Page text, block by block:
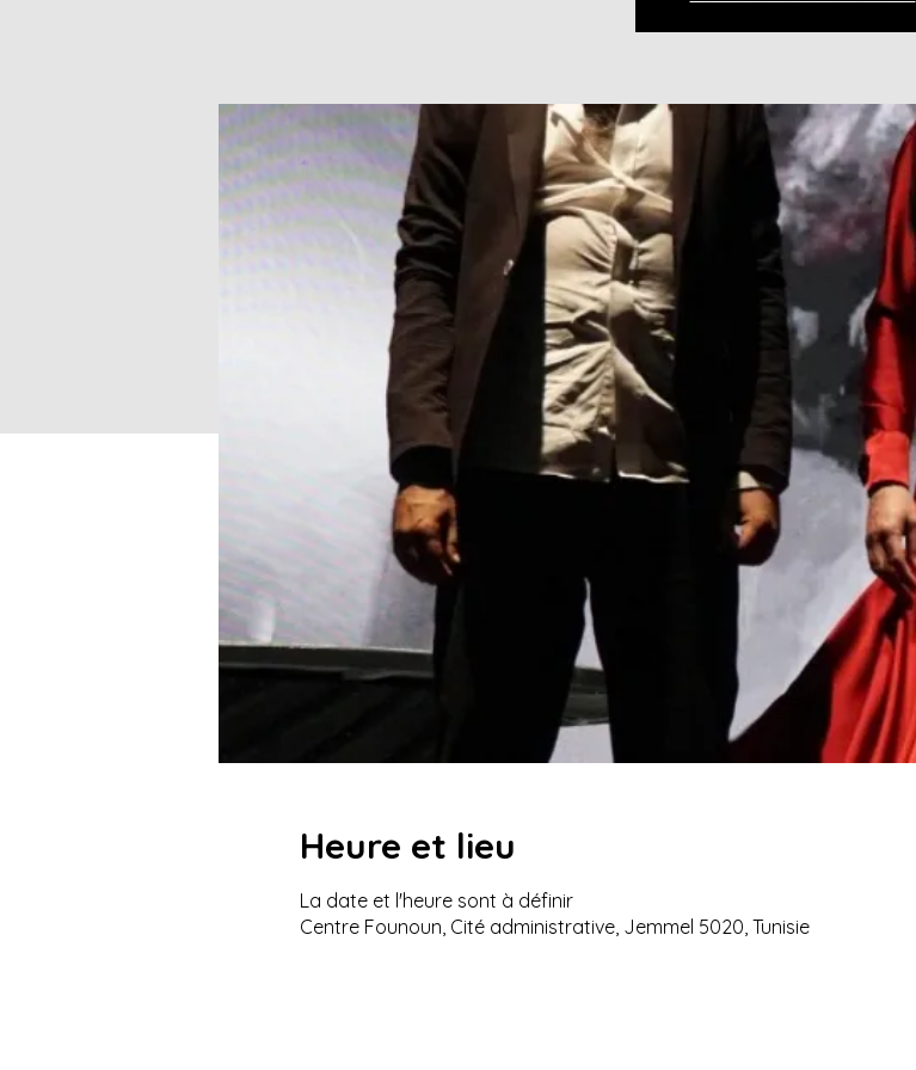
Heure et lieu
La date et l'heure sont à définir
Centre Founoun, Cité administrative, Jemmel 5020, Tunisie